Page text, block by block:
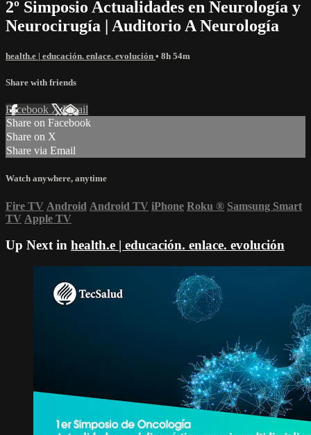
2º Simposio Actualidades en Neurología y
Neurocirugía | Auditorio A Neurología
health.e | educación. enlace. evolución • 8h 54m
Share with friends
Facebook XEmail
Share on Facebook
Share on X
Share via Email
Watch anywhere, anytime
Fire TV Android Android TV iPhone Roku ® Samsung Smart
TV Apple TV
Up Next in health.e | educación. enlace. evolución